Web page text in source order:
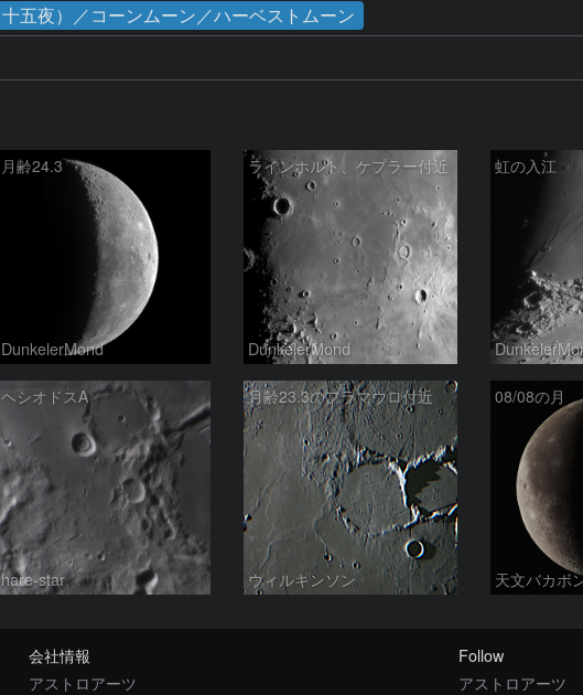
五夜）／コーンムーン／ハーベストムーン
月齢24.3
DunkelerMond
ラインホルト、ケプラー付近
DunkelerMond
虹の入江
ヘシオドスA
hare-star
月齢23.3のフラマウロ付近
ウィルキンソン
08/08の月
天文バカボ
会社情報
アストロアーツ
Follow
アストロアーツ